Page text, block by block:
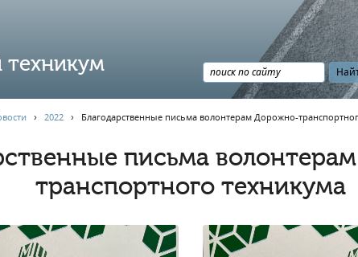
› 2022› Благодарственные письма волонтерам Дорожно-
письма
транспортного техникума